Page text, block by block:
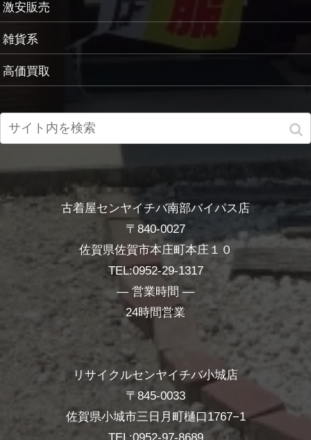
激安販売
雑貨系
高価買取
古着屋センヤイチバ南部バイパス店
〒840-0027
佐賀県佐賀市本庄町本庄１０
TEL:0952-29-1317
― 営業時間 ―
24時間営業
リサイクルセンヤイチバ小城店
〒845-0033
佐賀県小城市三日月町樋口1767−1